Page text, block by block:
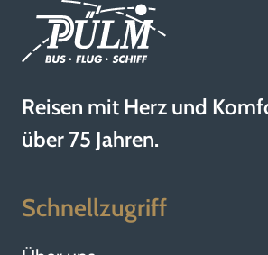
Reisen mit Herz und
über 75 Jahren.
Schnellzugriff